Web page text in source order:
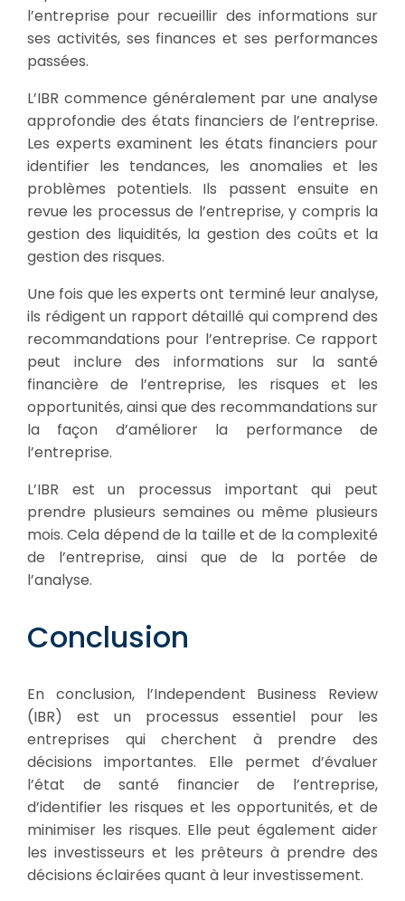
l’entreprise pour recueillir des informations sur
ses activités, ses finances et ses performances
passées.
L’IBR commence généralement par une analyse
approfondie des états financiers de l’entreprise.
Les experts examinent les états financiers pour
identifier les tendances, les anomalies et les
problèmes potentiels. Ils passent ensuite en
revue les processus de l’entreprise, y compris la
gestion des liquidités, la gestion des coûts et la
gestion des risques.
Une fois que les experts ont terminé leur analyse,
ils rédigent un rapport détaillé qui comprend des
recommandations pour l’entreprise. Ce rapport
peut inclure des informations sur la santé
financière de l’entreprise, les risques et les
opportunités, ainsi que des recommandations sur
la façon d’améliorer la performance de
l’entreprise.
L’IBR est un processus important qui peut
prendre plusieurs semaines ou même plusieurs
mois. Cela dépend de la taille et de la complexité
de l’entreprise, ainsi que de la portée de
l’analyse.
Conclusion
En conclusion, l’Independent Business Review
(IBR) est un processus essentiel pour les
entreprises qui cherchent à prendre des
décisions importantes. Elle permet d’évaluer
l’état de santé financier de l’entreprise,
d’identifier les risques et les opportunités, et de
minimiser les risques. Elle peut également aider
les investisseurs et les prêteurs à prendre des
décisions éclairées quant à leur investissement.